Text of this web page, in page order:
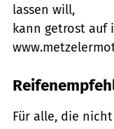
lassen will,
kann getrost auf
Für alle, die